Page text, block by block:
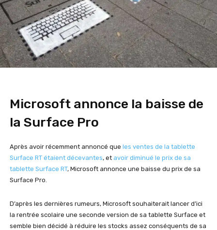
Microsoft annonce la baisse de
la Surface Pro
Après avoir récemment annoncé que les ventes de la tablette
Surface RT étaient décevantes, et avoir diminué le prix de sa
tablette Surface RT, Microsoft annonce une baisse du prix de sa
Surface Pro.
D’après les dernières rumeurs, Microsoft souhaiterait lancer d’ici
la rentrée scolaire une seconde version de sa tablette Surface et
semble bien décidé à réduire les stocks assez conséquents de sa